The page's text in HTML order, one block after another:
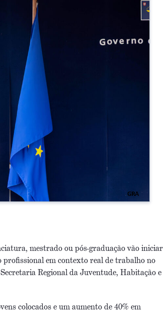
mestrado ou pós-graduação vão iniciar
profissional em contexto real de trabalho no
Regional da Juventude, Habitação e
colocados e um aumento de 40% em